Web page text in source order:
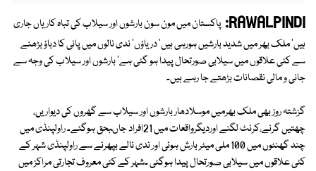
RAWALPINDI: پاکستان میں مون سون بارشوں اور سیلاب کی تباہ کاریاں جاری
ہیں' ملک بھر میں شدید بارشیں ہورہی ہیں' دریاؤں' ندی نالوں میں پانی کا دباؤ بڑھنے
سے کئی علاقوں میں سیلابی صورتحال پیدا ہو گئی ہے' بارشوں اور سیلاب کی وجہ سے
جانی و مالی نقصانات بڑھتے جا رہے ہیں۔
گزشتہ روز بھی ملک بھرمیں موسلادھار بارشوں اور سیلاب سے گھروں کی دیواریں،
چھتیں گرنے،کرنٹ لگنے اوردیگرواقعات میں 21افراد جاںبحق ہوگئے۔ راولپنڈی میں
چند گھنٹوں میں 100 ملی میٹر بارش ہوئی اور ندی نالے بپھرنے سے راولپنڈی شہر کے
کئی علاقوں میں سیلابی صورتحال پیدا ہوگئی ۔شہر کے کئی معروف تجارتی مراکز میں